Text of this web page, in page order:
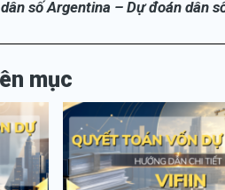
số Argentina – Dự đoán dân
mục